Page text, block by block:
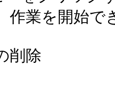
作業を開始で
削除